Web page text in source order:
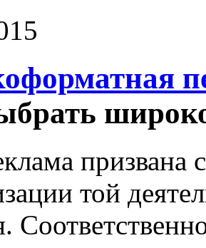
призвана
той